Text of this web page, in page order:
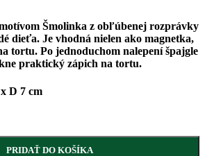
Šmolinka z obľúbenej rozprávky
dieťa. Je vhodná nielen ako magnetka,
tortu. Po jednoduchom nalepení špajgle
praktický zápich na tortu.
D 7 cm
PRIDAŤ DO KOŠÍKA